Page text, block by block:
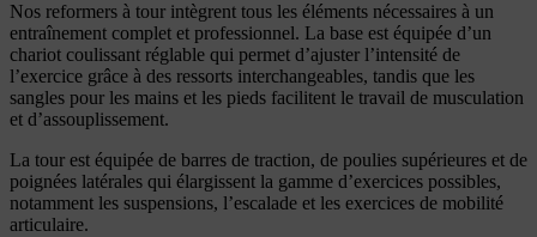
Nos reformers à tour intègrent tous les éléments nécessaires à un
entraînement complet et professionnel. La base est équipée d’un
chariot coulissant réglable qui permet d’ajuster l’intensité de
l’exercice grâce à des ressorts interchangeables, tandis que les
sangles pour les mains et les pieds facilitent le travail de musculation
et d’assouplissement.
La tour est équipée de barres de traction, de poulies supérieures et de
poignées latérales qui élargissent la gamme d’exercices possibles,
notamment les suspensions, l’escalade et les exercices de mobilité
articulaire.